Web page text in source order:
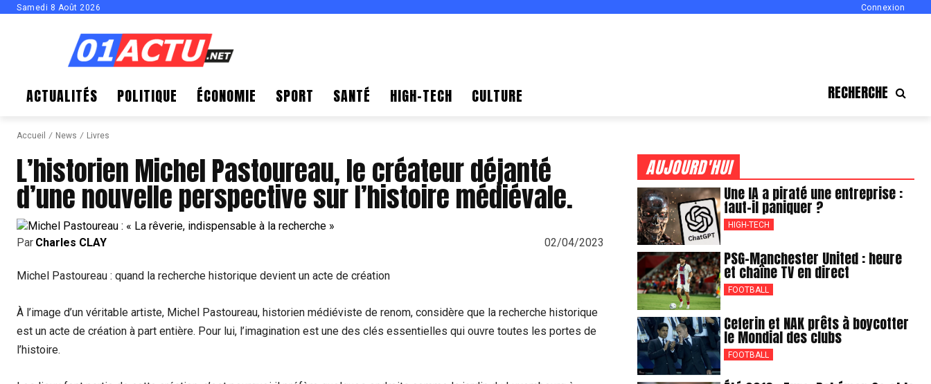
Samedi 8 Août 2026 Connexion
ACTUALITÉS POLITIQUE ÉCONOMIE SPORT SANTÉ HIGH-TECH CULTURE RECHERCHE
Accueil News Livres
L’historien Michel Pastoureau, le créateur déjanté
d’une nouvelle perspective sur l’histoire médiévale.
02/04/2023
Par Charles CLAY
Michel Pastoureau : quand la recherche historique devient un acte de création
À l’image d’un véritable artiste, Michel Pastoureau, historien médiéviste de renom, considère que la recherche historique
est un acte de création à part entière. Pour lui, l’imagination est une des clés essentielles qui ouvre toutes les portes de
l’histoire.
AUJOURD'HUI
Une IA a piraté une entreprise :
faut-il paniquer ?
HIGH-TECH
PSG-Manchester United : heure
et chaîne TV en direct
FOOTBALL
Ceferin et NAK prêts à boycotter
le Mondial des clubs
FOOTBALL